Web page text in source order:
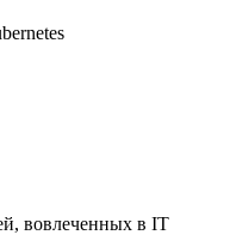
вовлеченных в IT